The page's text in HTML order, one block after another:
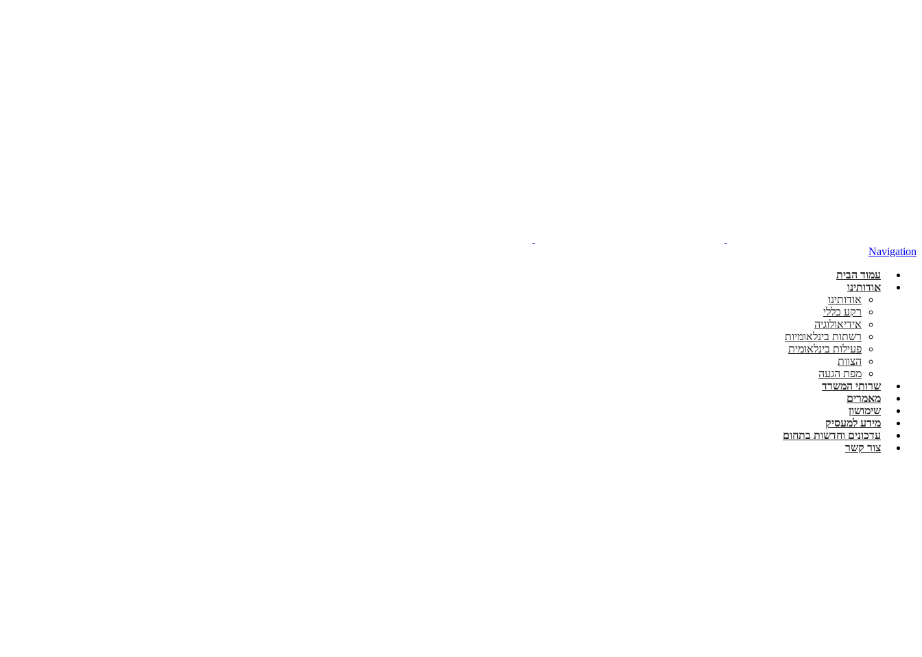
Navigation
עמוד הבית
אודותינו
אודותינו
רקע כללי
אידיאולוגיה
רשתות בינלאומיות
פעילות בינלאומית
הצוות
מפת הגעה
שרותי המשרד
מאמרים
שימושון
מידע למעסיק
עדכונים וחדשות בתחום
צור קשר